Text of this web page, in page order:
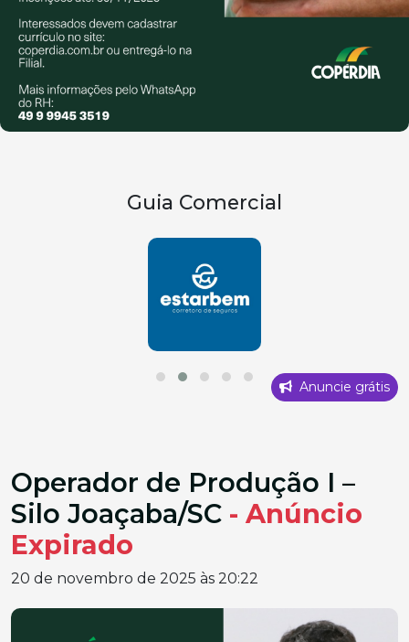
Guia Comercial
Anuncie grátis
Operador de Produção I –
Silo Joaçaba/SC - Anúncio
Expirado
20 de novembro de 2025 às 20:22